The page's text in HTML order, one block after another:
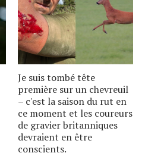
Je suis tombé tête
première sur un chevreuil
– c'est la saison du rut en
ce moment et les coureurs
de gravier britanniques
devraient en être
conscients.